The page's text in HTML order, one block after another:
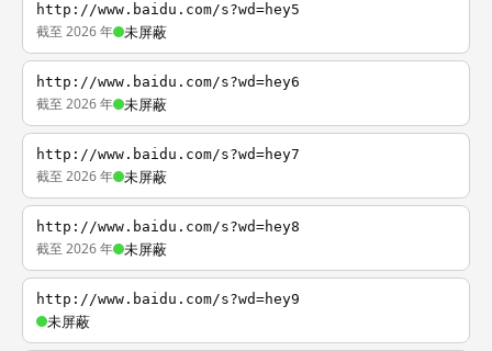
http://www.baidu.com/s?wd=hey5
截至 2026 年 未屏蔽
http://www.baidu.com/s?wd=hey6
截至 2026 年 未屏蔽
http://www.baidu.com/s?wd=hey7
截至 2026 年 未屏蔽
http://www.baidu.com/s?wd=hey8
截至 2026 年 未屏蔽
http://www.baidu.com/s?wd=hey9
未屏蔽